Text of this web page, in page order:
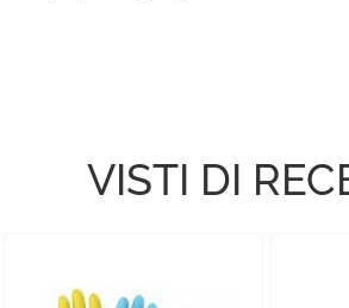
VISTI DI